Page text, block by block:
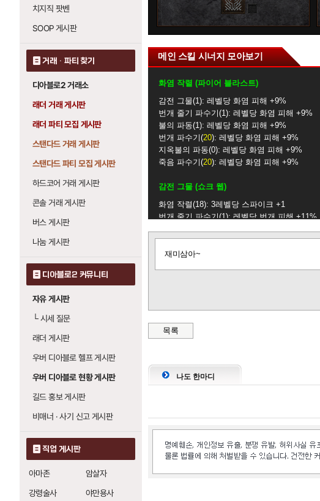
치지직 팟벤
SOOP 게시판
거래 · 파티 찾기
디아블로2 거래소
래더 거래 게시판
래더 파티 모집 게시판
스탠다드 거래 게시판
스탠다드 파티 모집 게시판
하드코어 거래 게시판
콘솔 거래 게시판
버스 게시판
나눔 게시판
디아블로2 커뮤니티
자유 게시판
└시세 질문
래더 게시판
우버 디아블로 헬프 게시판
우버 디아블로 현황 게시판
길드 홍보 게시판
비매너 · 사기 신고 게시판
직업 게시판
아마존
암살자
강령술사
야만용사
메인 스킬 시너지 모아보기
화염 작렬 (파이어 블라스트)
감전 그물 1 : 레벨당 화염 피해 +9%
번개 줄기 파수기 1 : 레벨당 화염 피해 +9%
불의 파동 1 : 레벨당 화염 피해 +9%
번개 파수기 20 : 레벨당 화염 피해 +9%
지옥불의 파동 0 : 레벨당 화염 피해 +9%
죽음 파수기 20 : 레벨당 화염 피해 +9%
감전 그물 (쇼크 웹)
화염 작렬 18 : 3레벨당 스파이크 +1
번개 줄기 파수기 1 : 레벨당 번개 피해 +11%
죽음 파수기 20 : 레벨당 번개 피해 +11%
화염 작렬 18 : 레벨당 번개 피해 +6%
죽음 파수기
화염 작렬 18 : 레벨당 화염 피해 +8%
지옥불의 파동 0 : 레벨당 화염 피해 +8%
감전 그물 1 : 레벨당 번개 피해 +12%
번개 줄기 파수기 1 : 레벨당 번개 피해 +12%
죽음 파수기 20 : 레벨당 번개 피해 +12%
기
재미삼아~
목록
나도 한마디